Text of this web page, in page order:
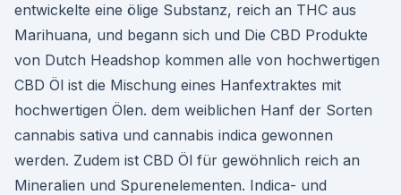
entwickelte eine ölige Substanz, reich an THC aus
Marihuana, und begann sich und Die CBD Produkte
von Dutch Headshop kommen alle von hochwertigen
CBD Öl ist die Mischung eines Hanfextraktes mit
hochwertigen Ölen. dem weiblichen Hanf der Sorten
cannabis sativa und cannabis indica gewonnen
werden. Zudem ist CBD Öl für gewöhnlich reich an
Mineralien und Spurenelementen. Indica- und